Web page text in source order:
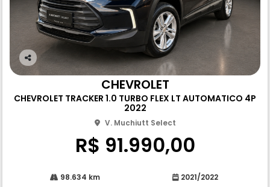
Co
rtil
CHEVROLET
CHEVROLET TRACKER 1.0 TURBO FLEX LT AUTOMATICO 4P
2022
V. Muchiutt Select
R$ 91.990,00
98.634 km 2021/2022